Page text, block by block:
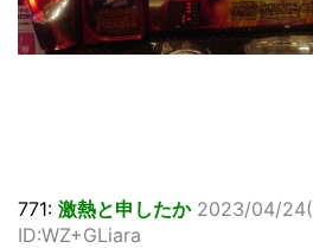
771: 激熱と申したか 2023/04/24(
ID:WZ+GLiara